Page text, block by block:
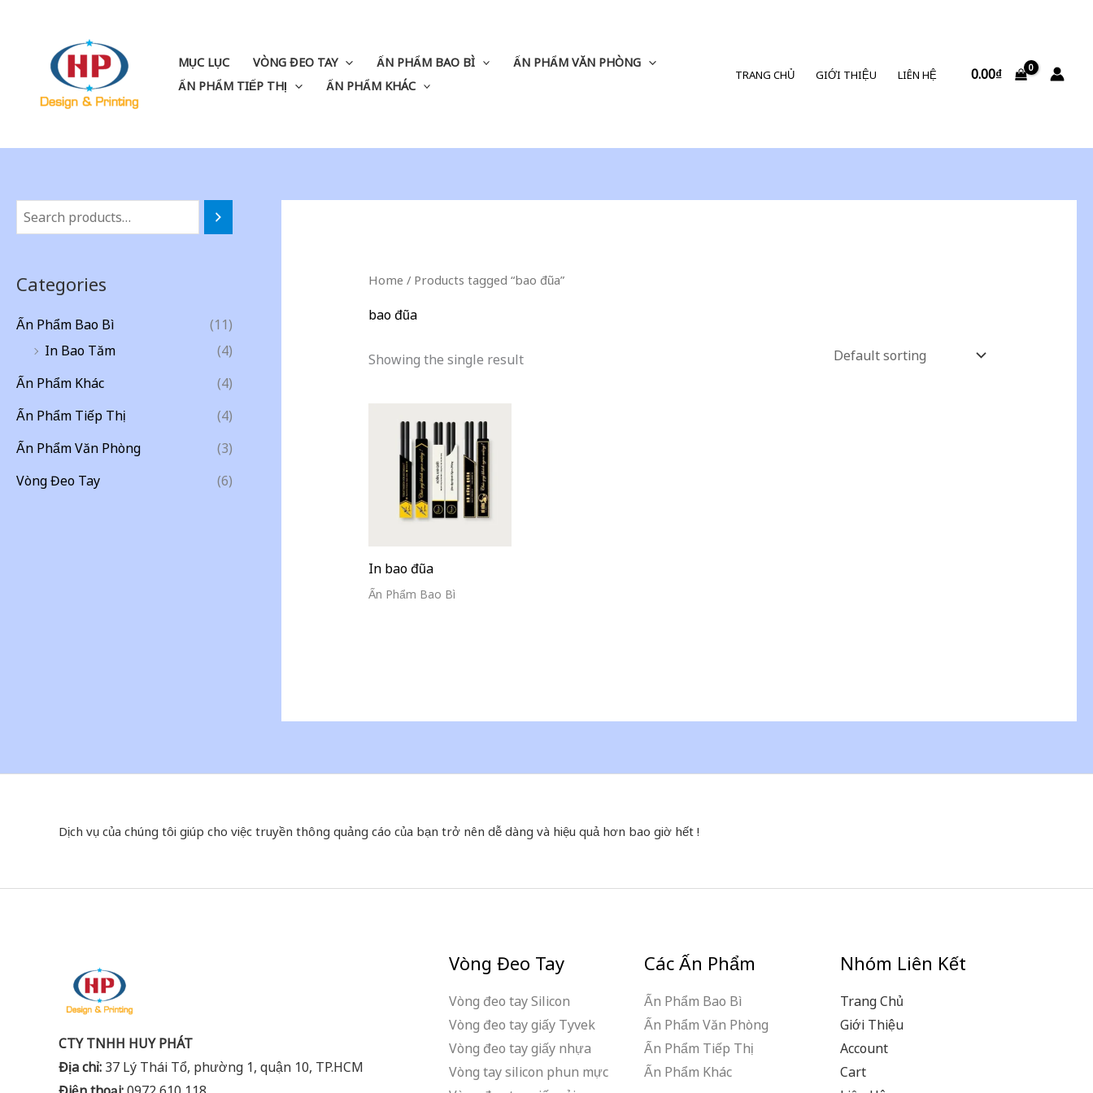
MỤC LỤC VÒNG ĐEO TAY ẤN PHẨM BAO BÌ
ẤN PHẨM VĂN PHÒNG
ẤN PHẨM TIẾP THỊ
ẤN PHẨM KHÁC
TRANG CHỦ GIỚI THIỆU LIÊN HỆ 0.00₫
Categories
Ấn Phẩm Bao Bì
(11)
In Bao Tăm
(4)
Ấn Phẩm Khác
(4)
Ấn Phẩm Tiếp Thị
(4)
Ấn Phẩm Văn Phòng
(3)
Vòng Đeo Tay
(6)
Home / Products tagged “bao đũa”
bao đũa
Showing the single result
In bao đũa
Ấn Phẩm Bao Bì
Dịch vụ của chúng tôi giúp cho việc truyền thông quảng cáo của bạn trở nên dễ dàng và hiệu quả hơn bao giờ hết !
CTY TNHH HUY PHÁT
Địa chỉ: 37 Lý Thái Tổ, phường 1, quận 10, TP.HCM
Vòng Đeo Tay
Vòng đeo tay Silicon
Vòng đeo tay giấy Tyvek
Vòng đeo tay giấy nhựa
Vòng tay silicon phun mực
Các Ấn Phẩm
Ấn Phẩm Bao Bì
Ấn Phẩm Văn Phòng
Ấn Phẩm Tiếp Thị
Ấn Phẩm Khác
Nhóm Liên Kết
Trang Chủ
Giới Thiệu
Account
Cart